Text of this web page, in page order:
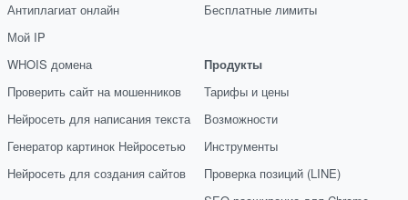
Антиплагиат онлайн
Мой IP
WHOIS домена
Проверить сайт на мошенников
Нейросеть для написания текста
Генератор картинок Нейросетью
Нейросеть для создания сайтов
Бесплатные лимиты
Продукты
Тарифы и цены
Возможности
Инструменты
Проверка позиций (LINE)